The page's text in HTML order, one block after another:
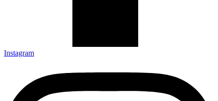
Instagram